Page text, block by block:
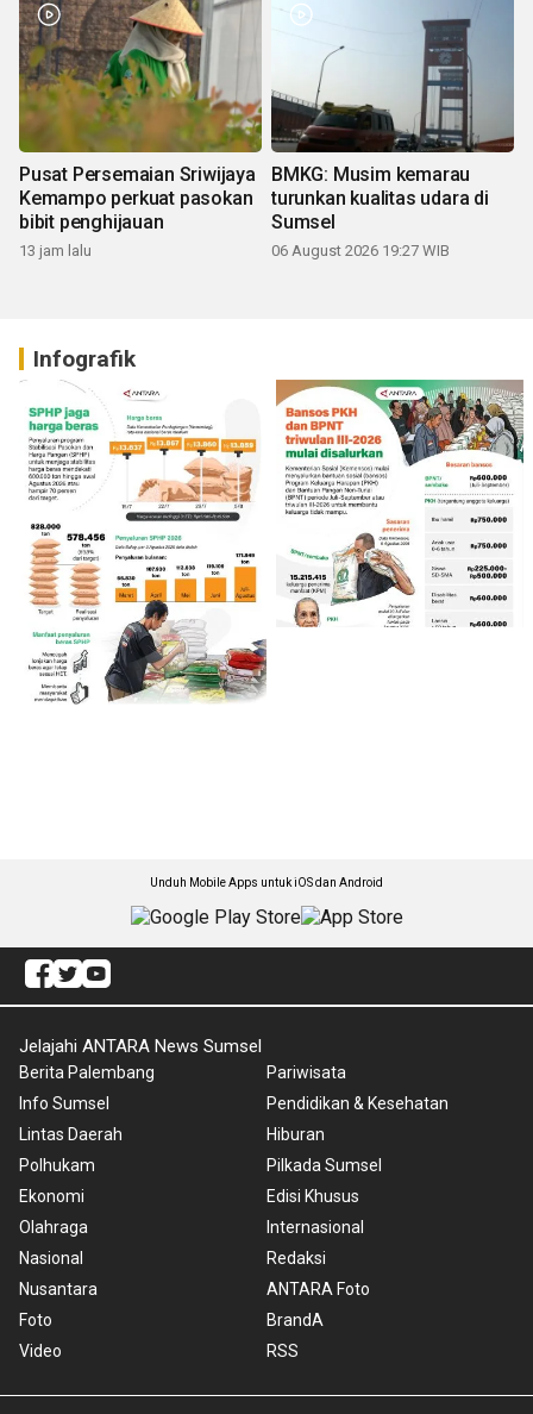
Pusat Persemaian Sriwijaya
Kemampo perkuat pasokan
bibit penghijauan
13 jam lalu
BMKG: Musim kemarau
turunkan kualitas udara di
Sumsel
06 August 2026 19:27 WIB
Infografik
Unduh Mobile Apps untuk iOS dan Android
Jelajahi ANTARA News Sumsel
Berita Palembang
Info Sumsel
Lintas Daerah
Polhukam
Ekonomi
Olahraga
Nasional
Nusantara
Foto
Video
Pariwisata
Pendidikan & Kesehatan
Hiburan
Pilkada Sumsel
Edisi Khusus
Internasional
Redaksi
ANTARA Foto
BrandA
RSS